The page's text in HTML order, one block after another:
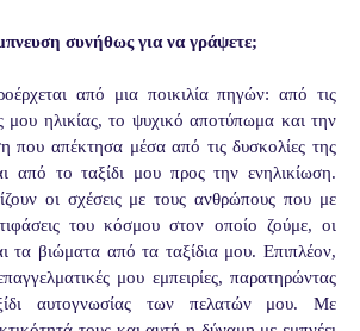
συνήθως για να γράψετε;
από μια ποικιλία πηγών: από τις
μου ηλικίας, το ψυχικό αποτύπωμα και την
που απέκτησα μέσα από τις δυσκολίες της
από το ταξίδι μου προς την ενηλικίωση.
οι σχέσεις με τους ανθρώπους που με
του κόσμου στον οποίο ζούμε, οι
τα βιώματα από τα ταξίδια μου. Επιπλέον,
μου εμπειρίες, παρατηρώντας
αυτογνωσίας των πελατών μου. Με